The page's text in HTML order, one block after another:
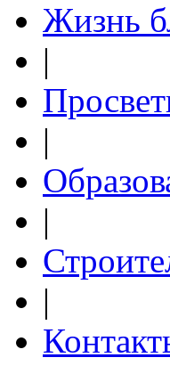
Жизнь
|
|
|
|